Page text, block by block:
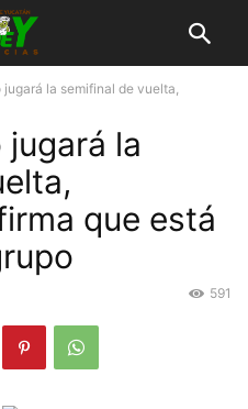
jugará la semifinal de vuelta,
jugará la
que está
591